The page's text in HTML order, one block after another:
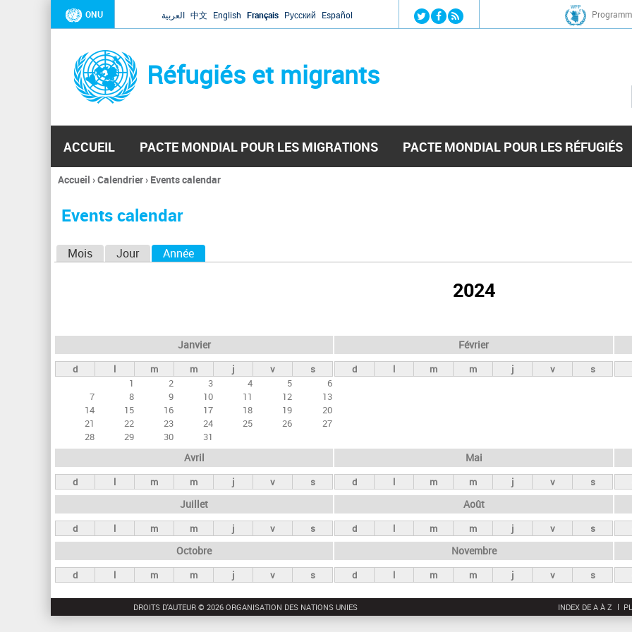
Jump to navigation
ONU العربية 中文 English Français Русский Español
Réfugiés et migrants
ACCUEIL PACTE MONDIAL POUR LES MIGRATIONS PACTE MONDIAL POUR LES RÉFUGIÉS
Vous
ici
Accueil ›Calendrier› Events calendar
Events calendar
e
t
s
n
c
i
p
a
x
Mois Jour Année
2024
Janvier
d l m m j v
s
1
2 3 4 5
6
7
8 9 10 11 12
13
14
15 16 17 18 19
20
21
22 23 24 25 26
27
28
29 30 31
Février
d l m m j v s
Avril
d l m m j v s
Mai
d l m m j v s
Juillet
d l m m j v s
Août
d l m m j v s
Octobre
d l m m j v s
Novembre
d l m m j v s
DROITS D'AUTEUR © 2026 ORGANISATION DES NATIONS UNIES INDEX DE A À Z